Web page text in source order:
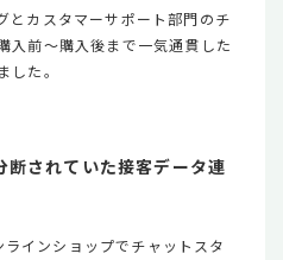
とカスタマーサポート部門のチ
入前～購入後まで一気通貫した
した。
断されていた接客データ連
インショップでチャットスタ